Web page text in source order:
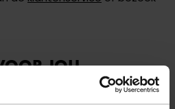
JOU
jeans van Only